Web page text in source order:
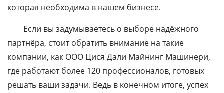
которая необходима в нашем бизнесе.
Если вы задумываетесь о выборе надёжного
партнёра, стоит обратить внимание на такие
компании, как ООО Цися Дали Майнинг Машинери,
где работают более 120 профессионалов, готовых
решать ваши задачи. Ведь в конечном итоге, успех